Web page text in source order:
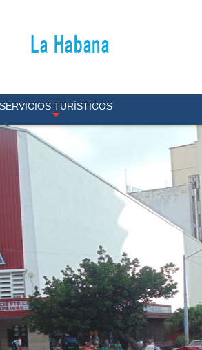
La Habana
SERVICIOS TURÍSTICOS